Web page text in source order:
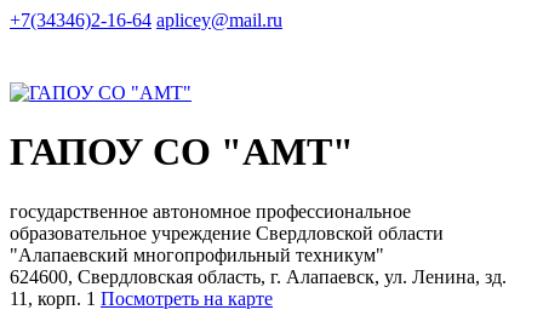
+7(34346)2-16-64 aplicey@mail.ru
ГАПОУ СО "АМТ"
государственное автономное профессиональное
образовательное учреждение Свердловской области
"Алапаевский многопрофильный техникум"
624600, Свердловская область, г. Алапаевск, ул. Ленина, зд.
11, корп. 1 Посмотреть на карте